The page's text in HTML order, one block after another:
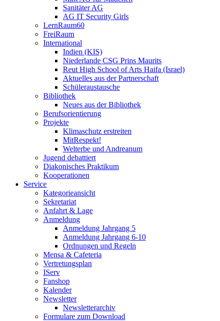
Sanitäter AG
AG IT Security Girls
LernRaum60
FreiRaum
International
Indien (KIS)
Niederlande CSG Prins Maurits
Reut High School of Arts Haifa (Israel)
Aktuelles aus der Partnerschaft
Schüleraustausche
Bibliothek
Neues aus der Bibliothek
Berufsorientierung
Projekte
Klimaschutz erstreiten
MitRespekt!
Welterbe und Andreanum
Jugend debattiert
Diakonisches Praktikum
Kooperationen
Service
Kategorieansicht
Sekretariat
Anfahrt & Lage
Anmeldung
Anmeldung Jahrgang 5
Anmeldung Jahrgang 6-10
Ordnungen und Regeln
Mensa & Cafeteria
Vertretungsplan
IServ
Fanshop
Kalender
Newsletter
Newsletterarchiv
Formulare zum Download